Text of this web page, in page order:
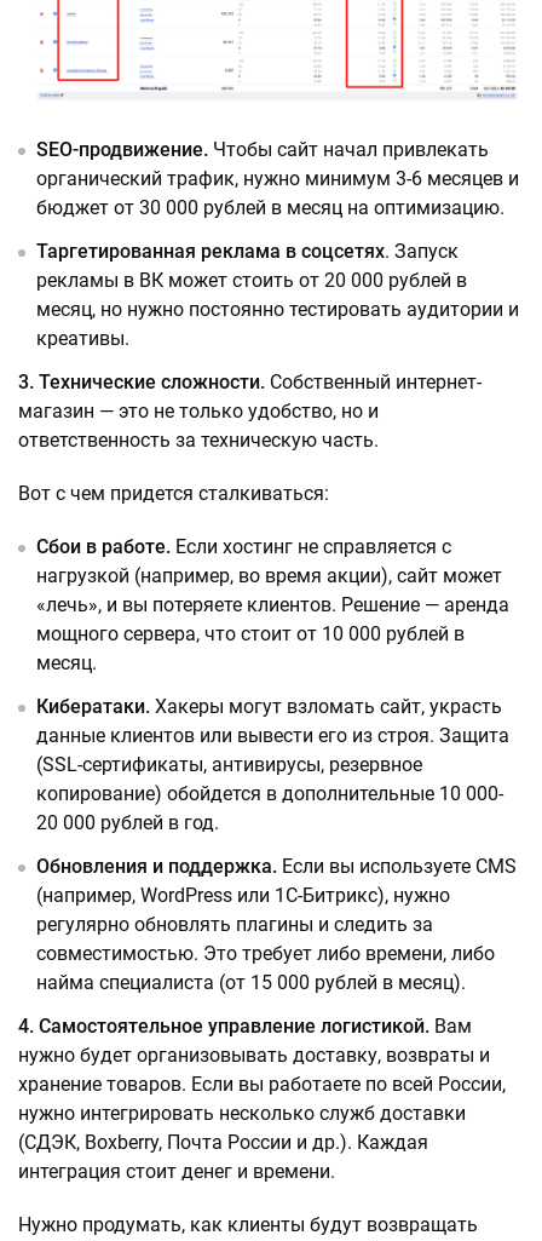
SEO-продвижение. Чтобы сайт начал привлекать
органический трафик, нужно минимум 3-6 месяцев и
бюджет от 30 000 рублей в месяц на оптимизацию.
Таргетированная реклама в соцсетях. Запуск
рекламы в ВК может стоить от 20 000 рублей в
месяц, но нужно постоянно тестировать аудитории и
креативы.
3. Технические сложности. Собственный интернет-
магазин — это не только удобство, но и
ответственность за техническую часть.
Вот с чем придется сталкиваться:
Сбои в работе. Если хостинг не справляется с
нагрузкой (например, во время акции), сайт может
«лечь», и вы потеряете клиентов. Решение — аренда
мощного сервера, что стоит от 10 000 рублей в
месяц.
Кибератаки. Хакеры могут взломать сайт, украсть
данные клиентов или вывести его из строя. Защита
(SSL-сертификаты, антивирусы, резервное
копирование) обойдется в дополнительные 10 000-
20 000 рублей в год.
Обновления и поддержка. Если вы используете CMS
(например, WordPress или 1С-Битрикс), нужно
регулярно обновлять плагины и следить за
совместимостью. Это требует либо времени, либо
найма специалиста (от 15 000 рублей в месяц).
4. Самостоятельное управление логистикой. Вам
нужно будет организовывать доставку, возвраты и
хранение товаров. Если вы работаете по всей России,
нужно интегрировать несколько служб доставки
(СДЭК, Boxberry, Почта России и др.). Каждая
интеграция стоит денег и времени.
Нужно продумать, как клиенты будут возвращать